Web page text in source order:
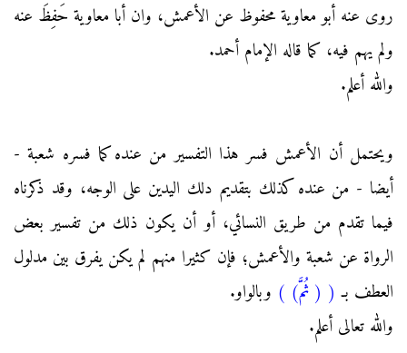
روى عنه أبو معاوية محفوظ عن الأعمش، وان أبا معاوية حَفِظَ عنه
ولم يهم فيه، كما قاله الإمام أحمد.
والله أعلم.
ويحتمل أن الأعمش فسر هذا التفسير من عنده كما فسره شعبة -
أيضا - من عنده كذلك بتقديم دلك اليدين على الوجه، وقد ذكرناه
فيما تقدم من طريق النسائي، أو أن يكون ذلك من تفسير بعض
الرواة عن شعبة والأعمش؛ فإن كثيرا منهم لم يكن يفرق بين مدلول
العطف بـ ( ( ثُمَّ) ) وبالواو.
والله تعالى أعلم.